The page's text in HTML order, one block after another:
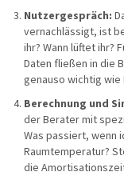
Nutzergespräch:
vernachlässigt, ist
ihr? Wann lüftet ihr?
Daten fließen in die
genauso wichtig wie
Berechnung und
der Berater mit
Was passiert, wenn
Raumtemperatur?
die